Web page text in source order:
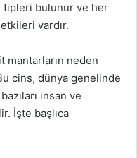
bulunur ve her
vardır.
neden
cins, dünya genelinde
insan ve
İşte başlıca